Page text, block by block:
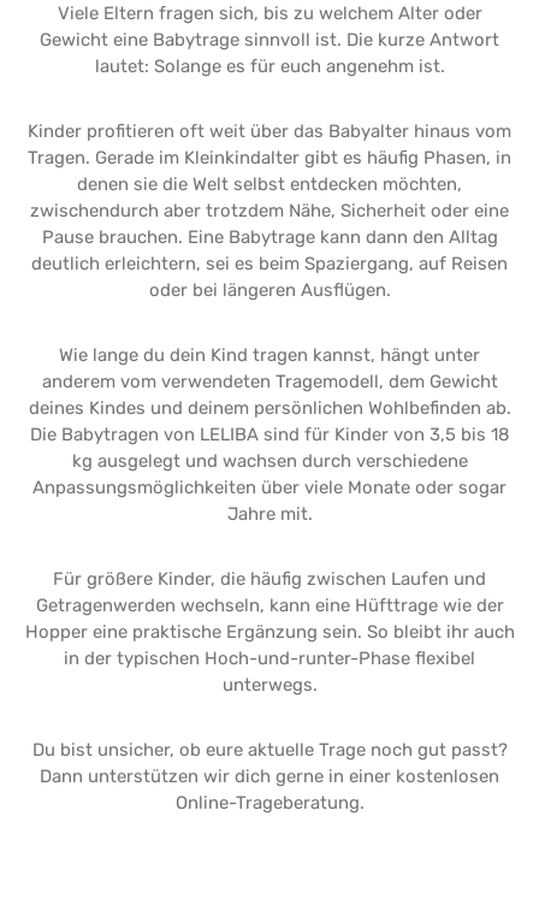
Viele Eltern fragen sich, bis zu welchem Alter oder
Gewicht eine Babytrage sinnvoll ist. Die kurze Antwort
lautet: Solange es für euch angenehm ist.
Kinder profitieren oft weit über das Babyalter hinaus vom
Tragen. Gerade im Kleinkindalter gibt es häufig Phasen, in
denen sie die Welt selbst entdecken möchten,
zwischendurch aber trotzdem Nähe, Sicherheit oder eine
Pause brauchen. Eine Babytrage kann dann den Alltag
deutlich erleichtern, sei es beim Spaziergang, auf Reisen
oder bei längeren Ausflügen.
Wie lange du dein Kind tragen kannst, hängt unter
anderem vom verwendeten Tragemodell, dem Gewicht
deines Kindes und deinem persönlichen Wohlbefinden ab.
Die Babytragen von LELIBA sind für Kinder von 3,5 bis 18
kg ausgelegt und wachsen durch verschiedene
Anpassungsmöglichkeiten über viele Monate oder sogar
Jahre mit.
Für größere Kinder, die häufig zwischen Laufen und
Getragenwerden wechseln, kann eine Hüfttrage wie der
Hopper eine praktische Ergänzung sein. So bleibt ihr auch
in der typischen Hoch-und-runter-Phase flexibel
unterwegs.
Du bist unsicher, ob eure aktuelle Trage noch gut passt?
Dann unterstützen wir dich gerne in einer kostenlosen
Online-Trageberatung.